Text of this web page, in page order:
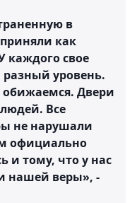
в
как
каждого свое
уровень.
Двери
Все
не нарушали
официально
и тому, что у нас
нашей веры», -